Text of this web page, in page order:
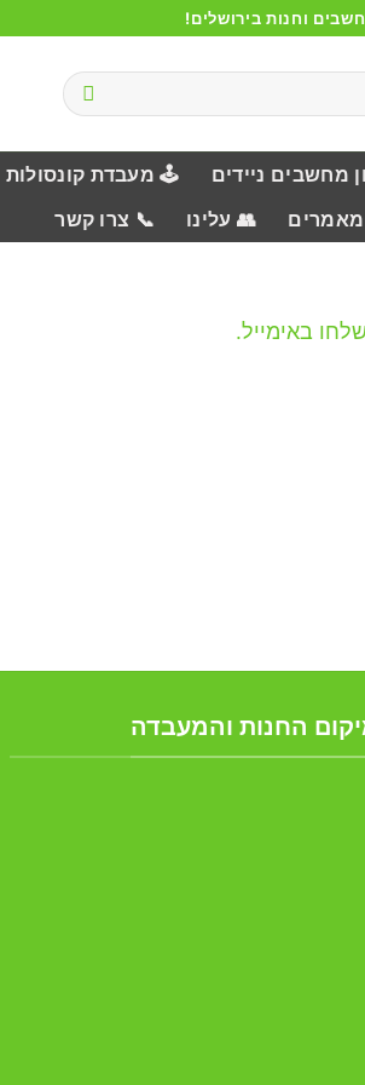
וחנות בירושלים!
מחשבים ניידים 🕹️ מעבדת קונסולות
👥 עלינו 📞 צרו קשר
באימייל.
החנות והמעבדה